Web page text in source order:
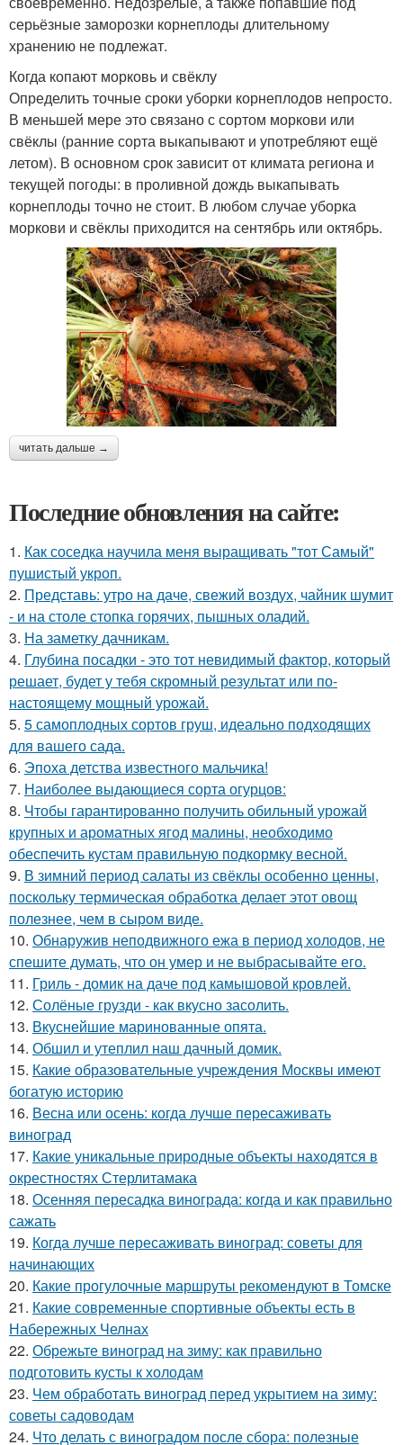
серьёзные заморозки корнеплоды длительному
хранению не подлежат.
Когда копают морковь и свёклу
Определить точные сроки уборки корнеплодов непросто.
В меньшей мере это связано с сортом моркови или
свёклы (ранние сорта выкапывают и употребляют ещё
летом). В основном срок зависит от климата региона и
текущей погоды: в проливной дождь выкапывать
корнеплоды точно не стоит. В любом случае уборка
моркови и свёклы приходится на сентябрь или октябрь.
читать дальше →
Последние обновления на сайте:
1. Как соседка научила меня выращивать "тот Самый"
пушистый укроп.
2. Представь: утро на даче, свежий воздух, чайник шумит
- и на столе стопка горячих, пышных оладий.
3. На заметку дачникам.
4. Глубина посадки - это тот невидимый фактор, который
решает, будет у тебя скромный результат или по-
настоящему мощный урожай.
5. 5 самоплодных сортов груш, идеально подходящих
для вашего сада.
6. Эпоха детства известного мальчика!
7. Наиболее выдающиеся сорта огурцов:
8. Чтобы гарантированно получить обильный урожай
крупных и ароматных ягод малины, необходимо
обеспечить кустам правильную подкормку весной.
9. В зимний период салаты из свёклы особенно ценны,
поскольку термическая обработка делает этот овощ
полезнее, чем в сыром виде.
10. Обнаружив неподвижного ежа в период холодов, не
спешите думать, что он умер и не выбрасывайте его.
11. Гриль - домик на даче под камышовой кровлей.
12. Солёные грузди - как вкусно засолить.
13. Вкуснейшие маринованные опята.
14. Обшил и утеплил наш дачный домик.
15. Какие образовательные учреждения Москвы имеют
богатую историю
16. Весна или осень: когда лучше пересаживать
виноград
17. Какие уникальные природные объекты находятся в
окрестностях Стерлитамака
18. Осенняя пересадка винограда: когда и как правильно
сажать
19. Когда лучше пересаживать виноград: советы для
начинающих
20. Какие прогулочные маршруты рекомендуют в Томске
21. Какие современные спортивные объекты есть в
Набережных Челнах
22. Обрежьте виноград на зиму: как правильно
подготовить кусты к холодам
23. Чем обработать виноград перед укрытием на зиму:
советы садоводам
24. Что делать с виноградом после сбора: полезные